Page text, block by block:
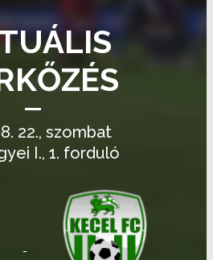
22., szombat
I., 1. forduló
-